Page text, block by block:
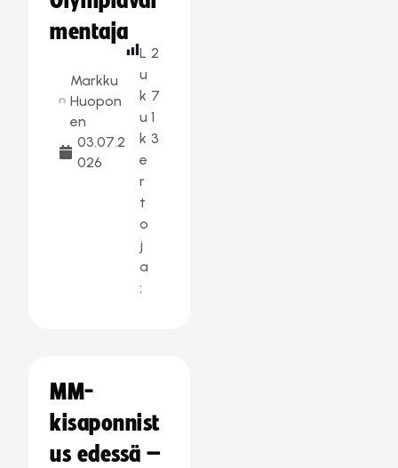
mentaja
Markku
Huopon
en
03.07.2
026
L
u
k
u
k
e
r
t
o
j
a
:
2
7
1
3
MM-
kisaponnist
us edessä –